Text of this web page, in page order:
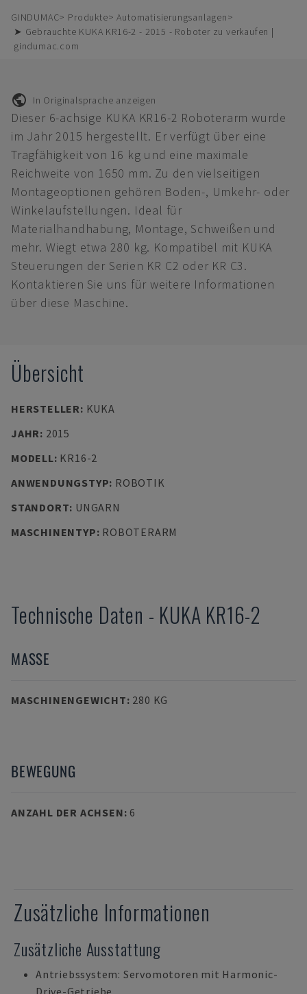
GINDUMAC Produkte
Automatisierungsanlagen
➤ Gebrauchte KUKA KR16-2 - 2015 - Roboter zu verkaufen |
gindumac.com
In Originalsprache anzeigen
Dieser 6-achsige KUKA KR16-2 Roboterarm wurde
im Jahr 2015 hergestellt. Er verfügt über eine
Tragfähigkeit von 16 kg und eine maximale
Reichweite von 1650 mm. Zu den vielseitigen
Montageoptionen gehören Boden-, Umkehr- oder
Winkelaufstellungen. Ideal für
Materialhandhabung, Montage, Schweißen und
mehr. Wiegt etwa 280 kg. Kompatibel mit KUKA
Steuerungen der Serien KR C2 oder KR C3.
Kontaktieren Sie uns für weitere Informationen
über diese Maschine.
Übersicht
HERSTELLER: KUKA
JAHR: 2015
MODELL: KR16-2
ANWENDUNGSTYP: ROBOTIK
STANDORT: UNGARN
MASCHINENTYP: ROBOTERARM
Technische Daten - KUKA KR16-2
MASSE
MASCHINENGEWICHT: 280 KG
BEWEGUNG
ANZAHL DER ACHSEN: 6
Zusätzliche Informationen
Zusätzliche Ausstattung
Antriebssystem: Servomotoren mit Harmonic-
Drive-Getriebe